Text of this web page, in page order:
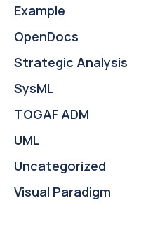
Example
OpenDocs
Strategic Analysis
SysML
TOGAF ADM
UML
Uncategorized
Visual Paradigm